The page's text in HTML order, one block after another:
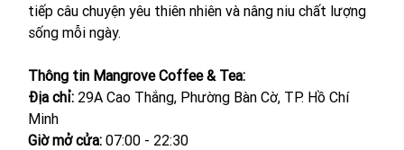
tiếp câu chuyện yêu thiên nhiên và nâng niu chất lượng
sống mỗi ngày.
Thông tin Mangrove Coffee & Tea:
Địa chỉ: 29A Cao Thắng, Phường Bàn Cờ, TP. Hồ Chí
Minh
Giờ mở cửa: 07:00 - 22:30